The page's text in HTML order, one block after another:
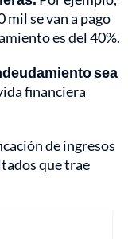
mil se van a pago
es del 40%.
sea
financiera
de ingresos
que trae